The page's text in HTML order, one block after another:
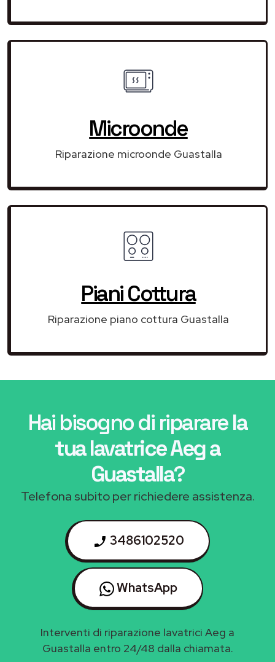
Microonde
Riparazione microonde Guastalla
Piani Cottura
Riparazione piano cottura Guastalla
Hai bisogno di ripararela
tua lavatrice Aeg a
Guastalla?
Telefona subito per richiedere assistenza.
3486102520
WhatsApp
Interventi di riparazione lavatrici Aeg a
Guastalla entro 24/48 dalla chiamata.